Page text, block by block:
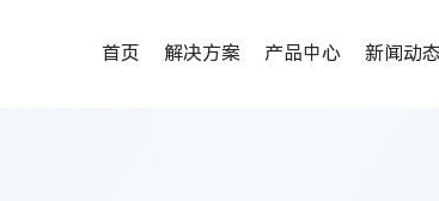
首页 解决方案 产品中心 新闻动态